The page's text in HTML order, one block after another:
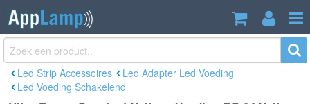
Ultra Dunne Constant Voltage Voeding
DC 24 Volt 240 Watt 10Ampère met
PFC control
€82,40
Led Strip Accessoires
Led Adapter Led Voeding
Led Voeding Schakelend